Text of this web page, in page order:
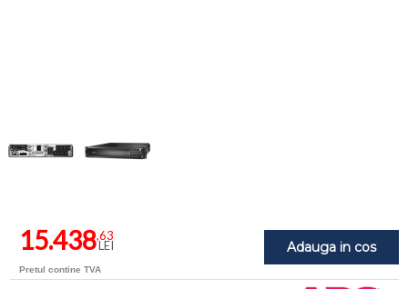
Adauga in cos
15.438,63
LEI
Pretul contine TVA